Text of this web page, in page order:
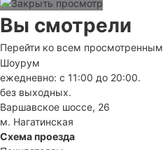
Вы смотрели
Перейти ко всем просмотренным
Шоурум
ежедневно: с 11:00 до 20:00.
без выходных.
Варшавское шоссе, 26
м. Нагатинская
Схема проезда